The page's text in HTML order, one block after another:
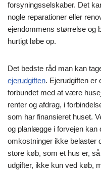
forsyningsselskaber. Det
nogle reparationer eller
ejendommens størrelse og
hurtigt løbe op.
Det bedste råd man kan
ejerudgiften. Ejerudgiften er
forbundet med at være
renter og afdrag, i
som har finansieret huset.
og planlægge i forvejen kan
omkostninger ikke belaster
store køb, som et hus er,
udgifter, ikke kun ved køb,